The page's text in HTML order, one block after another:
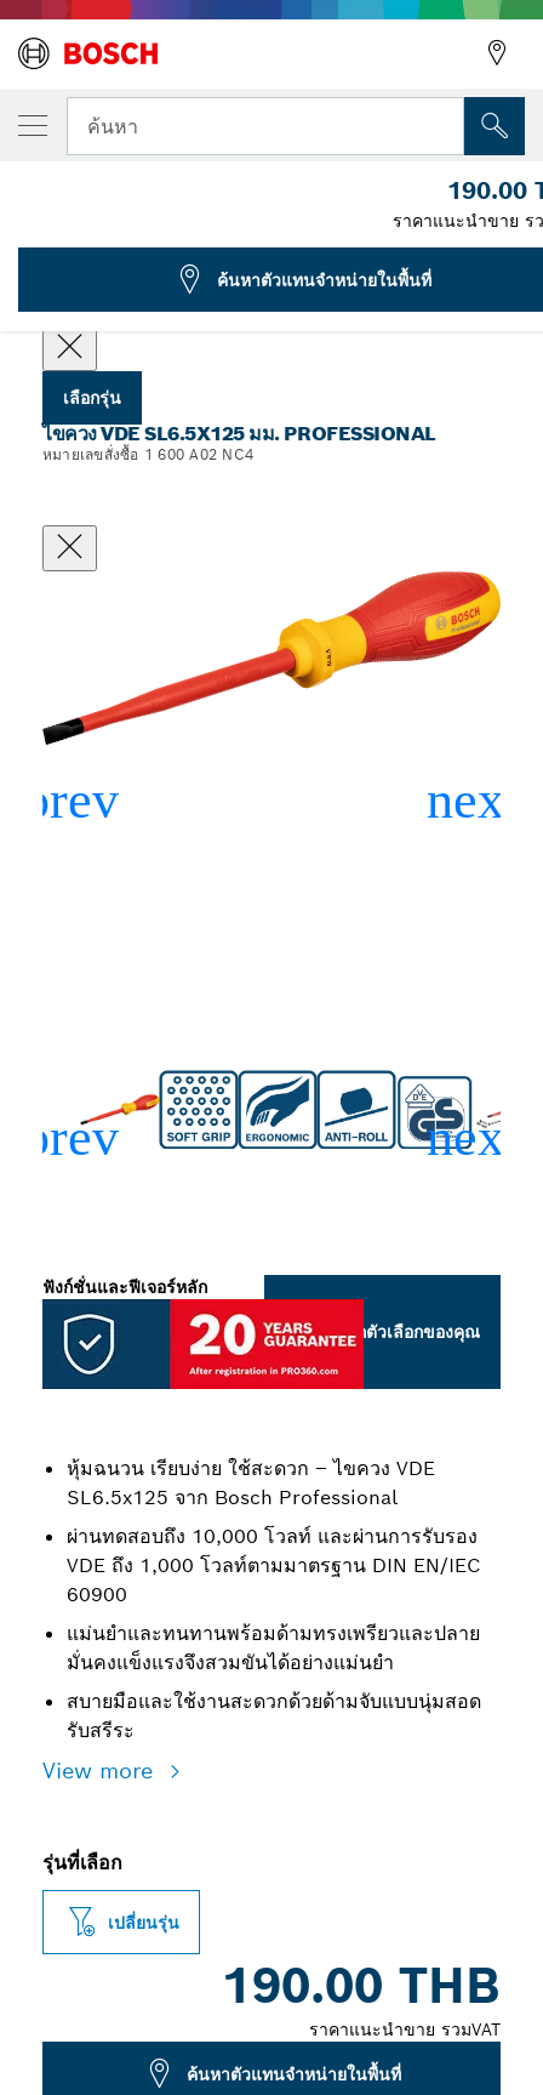
ค้นหา
เลือกข้อมูลจำเพาะของคุณ
เลือกรุ่น
ไขควง VDE SL6.5X125 มม. PROFESSIONAL
หมายเลขสั่งซื้อ 1 600 A02 NC4
หุ้มฉนวน เรียบง่าย ใช้สะดวก – ไขควง VDE
SL6.5x125 จาก Bosch Professional
ผ่านทดสอบถึง 10,000 โวลท์ และผ่านการรับรอง
VDE ถึง 1,000 โวลท์ตามมาตรฐาน DIN EN/IEC
60900
แม่นยำและทนทานพร้อมด้ามทรงเพรียวและปลาย
มั่นคงแข็งแรงจึงสวมขันได้อย่างแม่นยำ
สบายมือและใช้งานสะดวกด้วยด้ามจับแบบนุ่มสอด
รับสรีระ
View more
ฟังก์ชั่นและฟีเจอร์หลัก
เลือกตัวเลือกของคุณ
รุ่นที่เลือก
เปลี่ยนรุ่น
190.00 THB
ราคาแนะนำขาย รวมVAT
ค้นหาตัวแทนจำหน่ายในพื้นที่
รุ่นที่คุณเลือก
ไขควง VDE SL6.5x125
1 600 A02 NC4
190.00
ราคาแนะนำขาย ร
ค้นหาตัวแทนจำหน่ายในพื้นที่